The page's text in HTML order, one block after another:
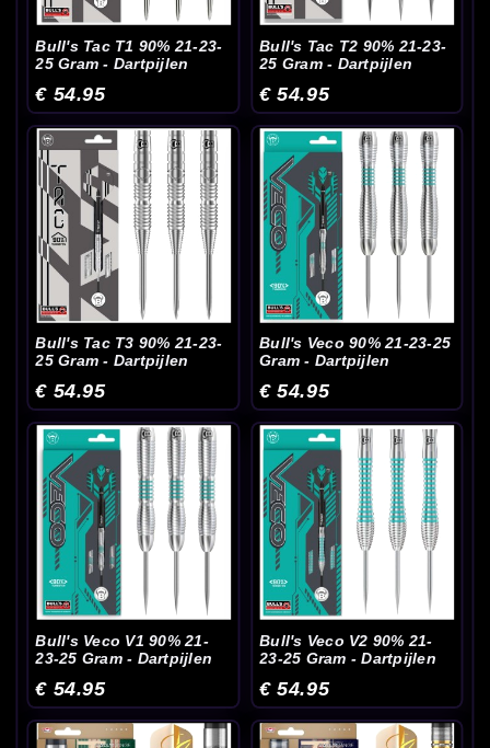
Bull's Tac T1 90% 21-23-
25 Gram - Dartpijlen
€ 54.95
Bull's Tac T2 90% 21-23-
25 Gram - Dartpijlen
€ 54.95
Bull's Tac T3 90% 21-23-
25 Gram - Dartpijlen
€ 54.95
Bull's Veco 90% 21-23-25
Gram - Dartpijlen
€ 54.95
Bull's Veco V1 90% 21-
23-25 Gram - Dartpijlen
€ 54.95
Bull's Veco V2 90% 21-
23-25 Gram - Dartpijlen
€ 54.95